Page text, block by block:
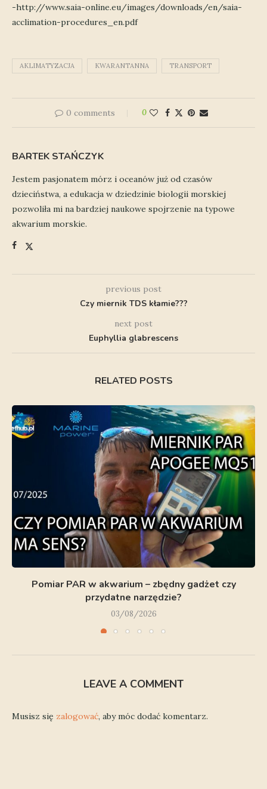
-http://www.saia-online.eu/images/downloads/en/saia-
acclimation-procedures_en.pdf
AKLIMATYZACJA KWARANTANNA TRANSPORT
0 comments 0
BARTEK STAŃCZYK
Jestem pasjonatem mórz i oceanów już od czasów
dzieciństwa, a edukacja w dziedzinie biologii morskiej
pozwoliła mi na bardziej naukowe spojrzenie na typowe
akwarium morskie.
previous post
Czy miernik TDS kłamie???
next post
Euphyllia glabrescens
RELATED POSTS
Pomiar PAR w akwarium – zbędny gadżet czy
przydatne narzędzie?
03/08/2026
LEAVE A COMMENT
Musisz się zalogować, aby móc dodać komentarz.